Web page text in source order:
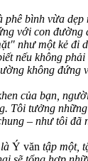
phê bình vừa
với con đường
như một kẻ đi
nếu không
không đứng
của bạn,
Tôi tưởng
– như tôi đã
Ý văn tập một,